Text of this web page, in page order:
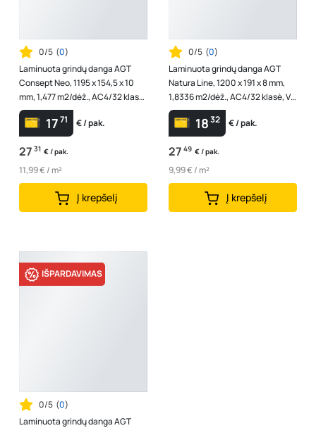
0/5 (0)
Laminuota grindų danga AGT
Consept Neo, 1195 x 154,5 x 10
mm, 1,477 m2/dėž., AC4/32 klasė,
V4, spl. "Dorino"
1771 € / pak.
27 31 € / pak.
11,99 € / m²
Į krepšelį
0/5 (0)
Laminuota grindų danga AGT
Natura Line, 1200 x 191 x 8 mm,
1,8336 m2/dėž., AC4/32 klasė, V4,
spl. ąžuolas "Trend"
1832 € / pak.
27 49 € / pak.
9,99 € / m²
Į krepšelį
IŠPARDAVIMAS
0/5 (0)
Laminuota grindų danga AGT